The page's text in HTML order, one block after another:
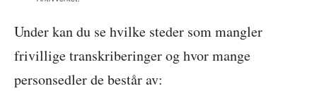
Under kan du se hvilke steder som mangler
frivillige transkriberinger og hvor mange
personsedler de består av: